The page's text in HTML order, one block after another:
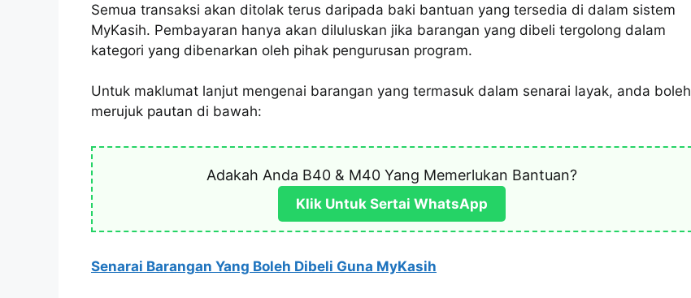
Semua transaksi akan ditolak terus daripada baki bantuan yang tersedia di dalam sistem
MyKasih. Pembayaran hanya akan diluluskan jika barangan yang dibeli tergolong dalam
kategori yang dibenarkan oleh pihak pengurusan program.
Untuk maklumat lanjut mengenai barangan yang termasuk dalam senarai layak, anda boleh
merujuk pautan di bawah:
Adakah Anda B40 & M40 Yang Memerlukan Bantuan?
Klik Untuk Sertai WhatsApp
Senarai Barangan Yang Boleh Dibeli Guna MyKasih